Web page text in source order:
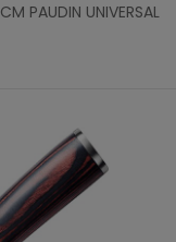
PAUDIN UNIVERSAL